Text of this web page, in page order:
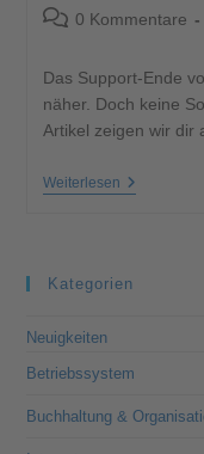
0 Kommentare
Das Support-Ende
näher. Doch keine
Artikel zeigen wir dir
Weiterlesen
Kategorien
Neuigkeiten
Betriebssystem
Buchhaltung &